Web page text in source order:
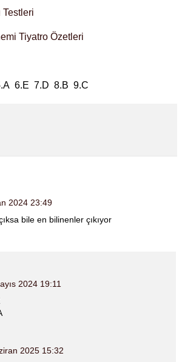
Testleri
Tiyatro Özetleri
6.E 7.D 8.B 9.C
2024 23:49
bile en bilinenler çıkıyor
2024 19:11
2025 15:32